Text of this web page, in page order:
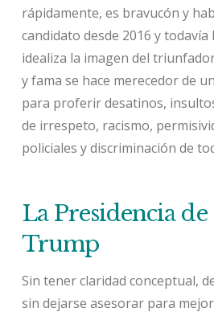
rápidamente, es bravucón y
candidato desde 2016 y
idealiza la imagen del
y fama se hace merecedor de
para proferir desatinos,
de irrespeto, racismo,
policiales y discriminación de
La Presidencia
Trump
Sin tener claridad conceptual,
sin dejarse asesorar para